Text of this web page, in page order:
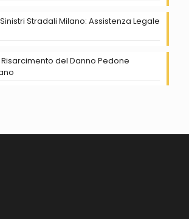
Stradali Milano: Assistenza Legale
del Danno Pedone